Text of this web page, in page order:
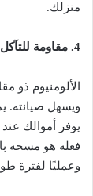
منزلك.
4. مقاومة للتآكل
الألومنيوم ذو
ويسهل صيانته.
يوفر أموالك
فعله هو مسحه
وعمليًا لفترة